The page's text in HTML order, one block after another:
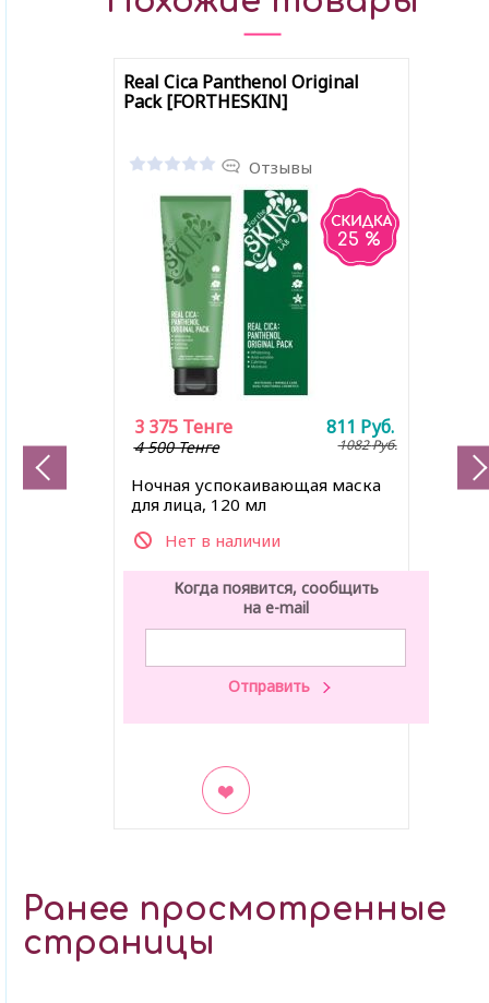
Real Cica Panthenol Original
Pack [FORTHESKIN]
Отзывы
25 %
Ночная успокаивающая маска
для лица, 120 мл
Нет в наличии
3 375 Тенге 811 Руб.
4 500 Тенге 1082Руб.
Когда появится, сообщить
на e-mail
Ранее просмотренные
страницы